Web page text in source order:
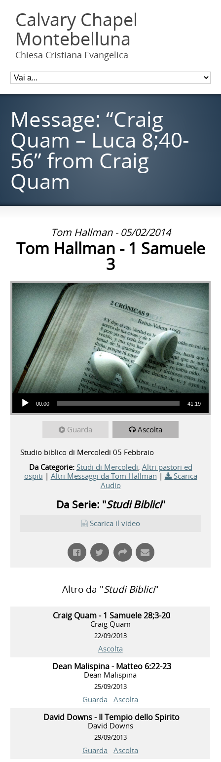
Calvary Chapel
Montebelluna
Chiesa Cristiana Evangelica
Message: “Craig
Quam – Luca 8;40-
56” from Craig
Quam
Tom Hallman - 05/02/2014
Tom Hallman - 1 Samuele
3
Audio Player
00:00 41:19
Guarda Ascolta
Studio biblico di Mercoledi 05 Febbraio
Da Categorie: Studi di Mercoledi, Altri pastori ed
ospiti | Altri Messaggi da Tom Hallman |
Scarica
Audio
Da Serie: "Studi Biblici"
Scarica il video
Altro da "Studi Biblici"
Craig Quam - 1 Samuele 28;3-20
Craig Quam
22/09/2013
Ascolta
Dean Malispina - Matteo 6:22-23
Dean Malispina
25/09/2013
Guarda Ascolta
David Downs - Il Tempio dello Spirito
David Downs
29/09/2013
Guarda Ascolta